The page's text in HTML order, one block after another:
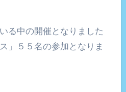
いる中の開催となりました
」５５名の参加となりま